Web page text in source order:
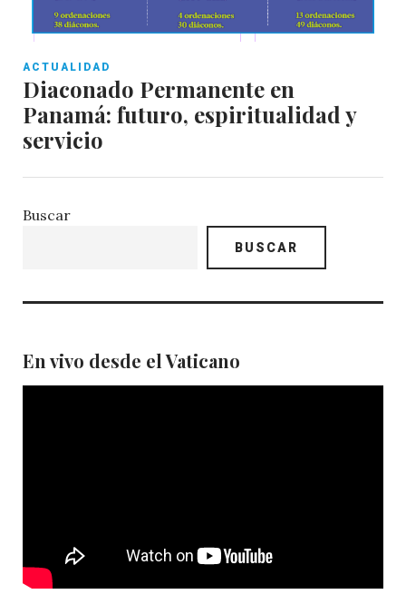
ACTUALIDAD
Diaconado Permanente en
Panamá: futuro, espiritualidad y
servicio
Buscar
BUSCAR
En vivo desde el Vaticano